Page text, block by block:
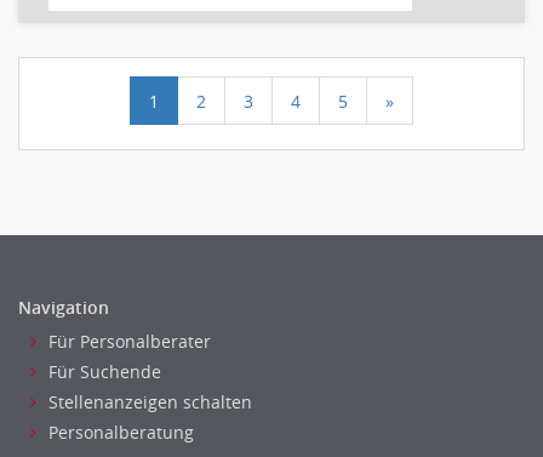
1 2 3 4 5 »
Navigation
Für Personalberater
Für Suchende
Stellenanzeigen schalten
Personalberatung